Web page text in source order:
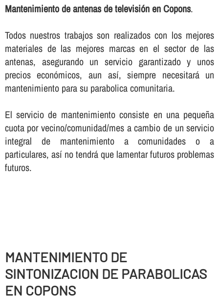
Mantenimiento de antenas de televisión en Copons.
Todos nuestros trabajos son realizados con los mejores
materiales de las mejores marcas en el sector de las
antenas, asegurando un servicio garantizado y unos
precios económicos, aun así­, siempre necesitará un
mantenimiento para su parabolica comunitaria.
El servicio de mantenimiento consiste en una pequeña
cuota por vecino/comunidad/mes a cambio de un servicio
integral de mantenimiento a comunidades o a
particulares, así­ no tendrá que lamentar futuros problemas
futuros.
MANTENIMIENTO DE
SINTONIZACION DE PARABOLICAS
EN COPONS